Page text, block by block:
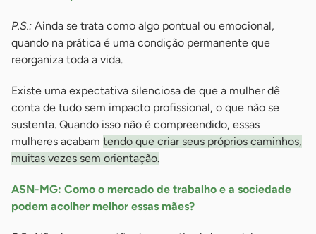
P.S.: Ainda se trata como algo pontual ou emocional,
quando na prática é uma condição permanente que
reorganiza toda a vida.
Existe uma expectativa silenciosa de que a mulher dê
conta de tudo sem impacto profissional, o que não se
sustenta. Quando isso não é compreendido, essas
mulheres acabam tendo que criar seus próprios caminhos,
muitas vezes sem orientação.
ASN-MG: Como o mercado de trabalho e a sociedade
podem acolher melhor essas mães?